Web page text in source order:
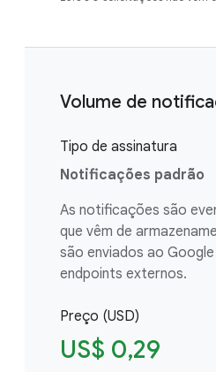
Volume de
Tipo de assinatura
Notificações padrão
As notificações são
que vêm de
são enviados ao
endpoints externos.
Preço (USD)
US$ 0,29